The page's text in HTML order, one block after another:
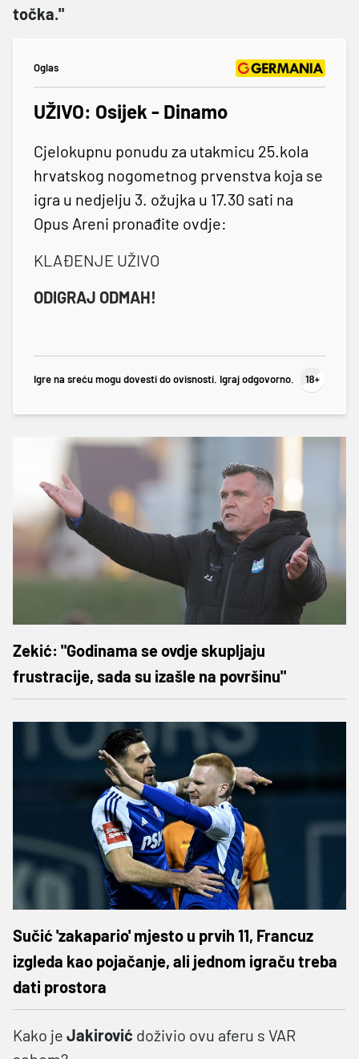
točka."
Oglas
UŽIVO: Osijek - Dinamo
Cjelokupnu ponudu za utakmicu 25.kola
hrvatskog nogometnog prvenstva koja se
igra u nedjelju 3. ožujka u 17.30 sati na
Opus Areni pronađite ovdje:
KLAĐENJE UŽIVO
ODIGRAJ ODMAH!
Igre na sreću mogu dovesti do ovisnosti. Igraj odgovorno.
Zekić: "Godinama se ovdje skupljaju
frustracije, sada su izašle na površinu"
Sučić 'zakapario' mjesto u prvih 11, Francuz
izgleda kao pojačanje, ali jednom igraču treba
dati prostora
Kako je Jakirović doživio ovu aferu s VAR